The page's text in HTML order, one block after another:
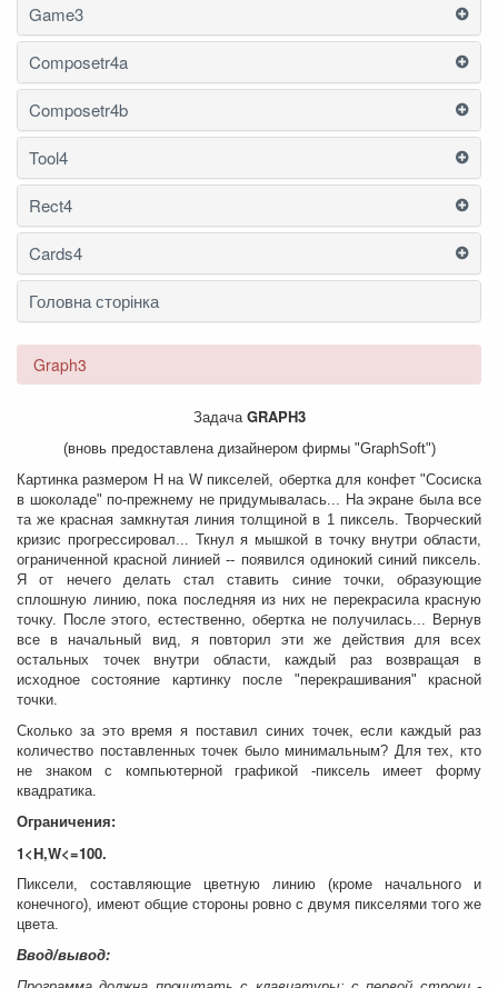
Game3
Composetr4a
Composetr4b
Tool4
Rect4
Cards4
Головна сторінка
Graph3
Задача GRAPH3
(вновь предоставлена дизайнером фирмы "GraphSoft")
Картинка размером H на W пикселей, обертка для конфет "Сосиска
в шоколаде" по-прежнему не придумывалась... На экране была все
та же красная замкнутая линия толщиной в 1 пиксель. Творческий
кризис прогрессировал... Ткнул я мышкой в точку внутри области,
ограниченной красной линией -- появился одинокий синий пиксель.
Я от нечего делать стал ставить синие точки, образующие
сплошную линию, пока последняя из них не перекрасила красную
точку. После этого, естественно, обертка не получилась... Вернув
все в начальный вид, я повторил эти же действия для всех
остальных точек внутри области, каждый раз возвращая в
исходное состояние картинку после "перекрашивания" красной
точки.
Сколько за это время я поставил синих точек, если каждый раз
количество поставленных точек было минимальным? Для тех, кто
не знаком с компьютерной графикой -пиксель имеет форму
квадратика.
Ограничения:
1<H,W<=100.
Пиксели, составляющие цветную линию (кроме начального и
конечного), имеют общие стороны ровно с двумя пикселями того же
цвета.
Ввод/вывод: